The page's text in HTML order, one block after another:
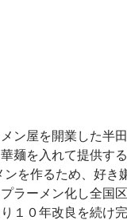
ン屋を開業した半
麺を入れて提供す
を作るため、好き
ラーメン化し全国
１０年改良を続け